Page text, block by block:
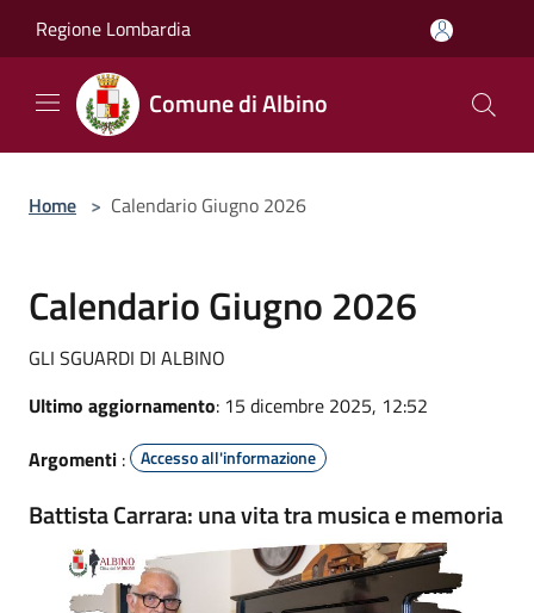
Regione Lombardia
Comune di Albino
Home > Calendario Giugno 2026
Calendario Giugno 2026
GLI SGUARDI DI ALBINO
Ultimo aggiornamento: 15 dicembre 2025, 12:52
Argomenti : Accesso all'informazione
Battista Carrara: una vita tra musica e memoria